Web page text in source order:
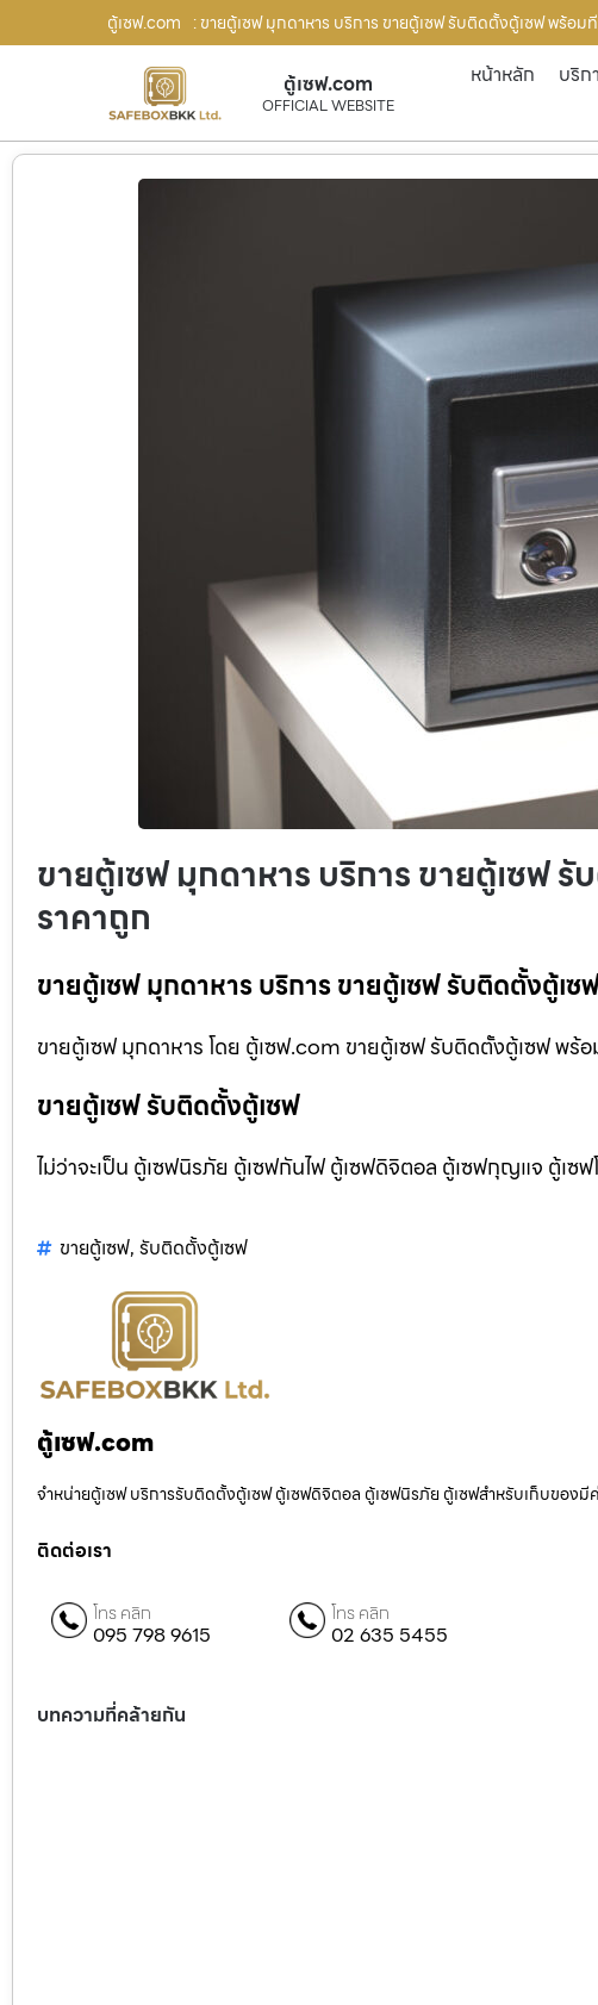
ตู้เซฟ.com : ขายตู้เซฟ มุกดาหาร บริการ ขายตู้เซฟ รับติดตั้งตู้เซฟ พร้อ
ตู้เซฟ.com
OFFICIAL WEBSITE
หน้าหลัก บริก
ขายตู้เซฟ มุกดาหาร บริการ ขายตู้เซฟ
ราคาถูก
ขายตู้เซฟ มุกดาหาร บริการ ขายตู้เซฟ รับติดตั้งตู้เ
ขายตู้เซฟ มุกดาหาร โดย ตู้เซฟ.com ขายตู้เซฟ รับติดตั้งตู้เซฟ พร้
ขายตู้เซฟ รับติดตั้งตู้เซฟ
ไม่ว่าจะเป็น ตู้เซฟนิรภัย ตู้เซฟกันไฟ ตู้เซฟดิจิตอล ตู้เซฟกุญแจ ตู้เซ
ขายตู้เซฟ, รับติดตั้งตู้เซฟ
ตู้เซฟ.com
จำหน่ายตู้เซฟ บริการรับติดตั้งตู้เซฟ ตู้เซฟดิจิตอล ตู้เซฟนิรภัย ตู้เซฟสำหรับเก็บของ
ติดต่อเรา
โทร คลิก
095 798 9615
โทร คลิก
02 635 5455
บทความที่คล้ายกัน